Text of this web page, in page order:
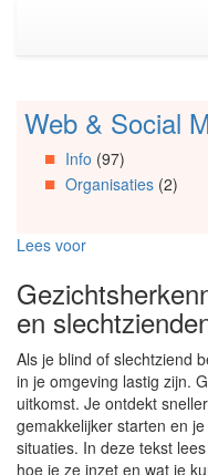
(Accesskey
Spring
Artikels
Spring
Spring
Organisaties
Spring
Social
media
Web & Social
Info (97)
Organisaties(2)
Lees voor
en
Als je blind of slechtziend
in je omgeving lastig zijn.
uitkomst. Je ontdekt
gemakkelijker starten en
situaties. In deze tekst
hoe je ze inzet en wat je